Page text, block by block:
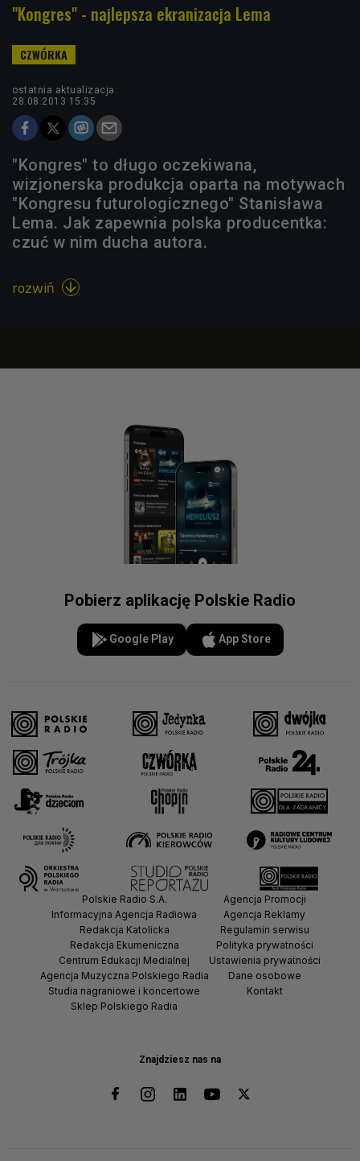
"Kongres" - najlepsza ekranizacja Lema
ostatnia aktualizacja:
28.08.2013 15:35
"Kongres" to długo oczekiwana,
wizjonerska produkcja oparta na motywach
"Kongresu futurologicznego" Stanisława
Lema. Jak zapewnia polska producentka:
czuć w nim ducha autora.
rozwiń 
Pobierz aplikację Polskie Radio
Google Play App Store
Znajdziesz nas na
Polskie Radio S.A.
Informacyjna Agencja Radiowa
Redakcja Katolicka
Redakcja Ekumeniczna
Centrum Edukacji Medialnej
Agencja Muzyczna Polskiego Radia
Studia nagraniowe i koncertowe
Sklep Polskiego Radia
Agencja Promocji
Agencja Reklamy
Regulamin serwisu
Polityka prywatności
Ustawienia prywatności
Dane osobowe
Kontakt